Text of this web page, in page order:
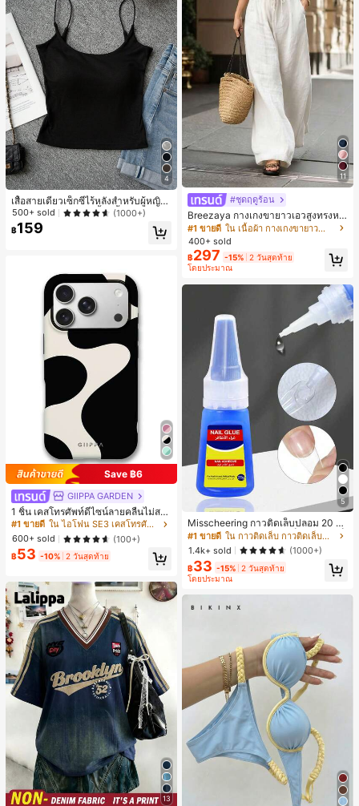
4
เสื้อสายเดี่ยวเซ็กซี่ไร้หลังสำหรับผู้หญิง
พร้อมบราแบบมีฟองน้ำ, เสื้อกล้ามแขน
กุด, เสื้อลำลองสีดำสำหรับฤดูร้อน
500+ sold (1000+)
฿159
Save ฿6
GIIPPA GARDEN
1 ชิ้น เคสโทรศัพท์ดีไซน์ลายคลื่นไม่สม
มาตรสำหรับ Phone 17 Pro Max, เหม
าะสำหรับ Phone 16 Pro Max, 15 Pro
Max, 14 Pro Max, เคสโทรศัพท์สไตล์เ
กาหลีและน่าสนใจ, เข้ากันได้กับ 11/12/
13/14/15/16 Pro Max Plus, ดีไซน์หรู
ขวัญในอุดมคติสำหรับคริสต์มาส, วันว
าเลนไทน์, อีสเตอร์, ฤดูแต่งงานและวันเ
กิดสำหรับแฟนสาว
#1 ขายดี
ใน ไอโฟน SE3 เคสโทรศัพท์แฟชั่น
600+ sold
(100+)
฿53 -10% 2 วันสุดท้าย
13
11
#ชุดฤดูร้อน
Breezaya กางเกงขายาวเอวสูงทรงหล
วมขาบานสำหรับผู้หญิง สีขาวเรียบหรูส
ไตล์ชิค เหมาะสำหรับใส่เที่ยวทะเล วันห
ยุดพักผ่อนฤดูร้อน ลุคสบายๆ ใส่ได้หลา
ยโอกาสในชีวิตประจำวัน
#1 ขายดี
ใน เนื้อผ้า กางเกงขายาวลำลองผ้า
400+ sold
฿297 -15% 2 วันสุดท้าย
โดยประมาณ
5
Misscheering กาวติดเล็บปลอม 20 กรั
ม แรงยึดสูง เจลสติกเกอร์เล็บนุ่ม แห้งเร็
ว เหมาะสำหรับผู้เริ่มต้นทำเล็บ ติดทนน
าน
#1 ขายดี
ใน กาวติดเล็บ กาวติดเล็บและสารยึดติด
1.4k+ sold
(1000+)
฿33 -15% 2 วันสุดท้าย
โดยประมาณ